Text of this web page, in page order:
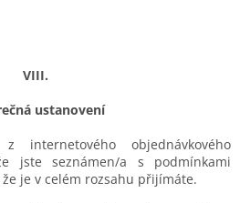
VIII.
ustanovení
internetového objednávkového
jste seznámen/a s podmínkami
je v celém rozsahu přijímáte.